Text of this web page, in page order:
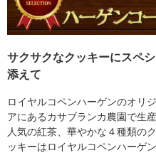
サクサクなクッキーにスペ
添えて
ロイヤルコペンハーゲンのオリ
アにあるカサブランカ農園で生
人気の紅茶、華やかな４種類の
ッキーはロイヤルコペンハーゲ